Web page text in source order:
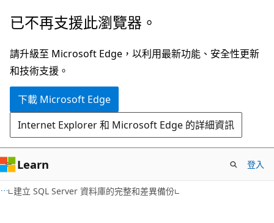
跳
主
要
內
已不再支援此瀏覽器。
請升級至 Microsoft Edge，以利用最新功能、安全性更新
和技術支援。
下載 Microsoft Edge
Internet Explorer 和 Microsoft Edge 的詳細資訊
Learn 登入
建立 SQL Server 資料庫的完整和差異備份